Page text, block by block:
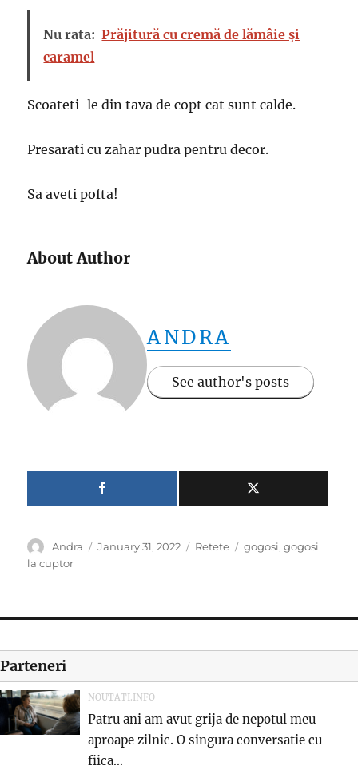
Nu rata: Prăjitură cu cremă de lămâie şi
caramel
Scoateti-le din tava de copt cat sunt calde.
Presarati cu zahar pudra pentru decor.
Sa aveti pofta!
About Author
ANDRA
See author's posts
Author
Andra
Posted
January 31, 2022 Categories
Retete Tags
gogosi,gogosi
la cuptor
Parteneri
NOUTATI.INFO
Patru ani am avut grija de nepotul meu
aproape zilnic. O singura conversatie cu
fiica...